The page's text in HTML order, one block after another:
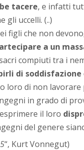
tacere, e infatti
gli uccelli. (..)
figli che non
a un
compiuti tra i
di soddisfazione
loro di non lavorare
in grado di
il loro
del genere
“, Kurt Vonnegut)